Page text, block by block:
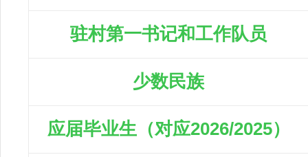
驻村第一书记和工作队员
少数民族
应届毕业生（对应2026/2025）